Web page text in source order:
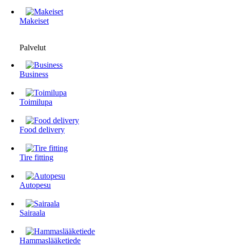
Makeiset
Palvelut
Business
Toimilupa
Food delivery
Tire fitting
Autopesu
Sairaala
Hammaslääketiede